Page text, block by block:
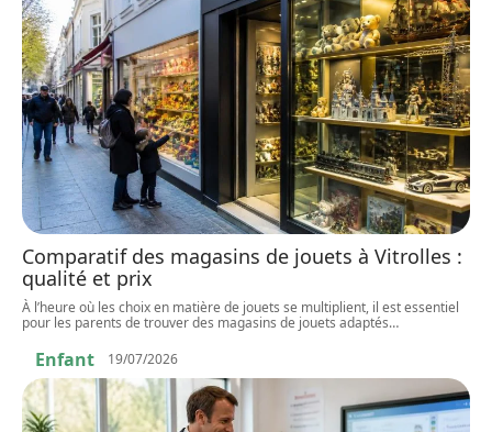
Comparatif des magasins de jouets à Vitrolles :
qualité et prix
À l’heure où les choix en matière de jouets se multiplient, il est essentiel
pour les parents de trouver des magasins de jouets adaptés…
Enfant 19/07/2026